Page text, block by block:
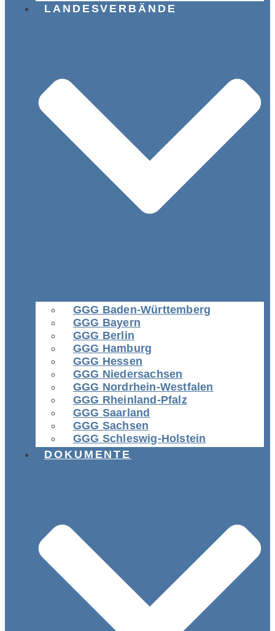
LANDESVERBÄNDE
GGG Baden-Württemberg
GGG Bayern
GGG Berlin
GGG Hamburg
GGG Hessen
GGG Niedersachsen
GGG Nordrhein-Westfalen
GGG Rheinland-Pfalz
GGG Saarland
GGG Sachsen
GGG Schleswig-Holstein
DOKUMENTE